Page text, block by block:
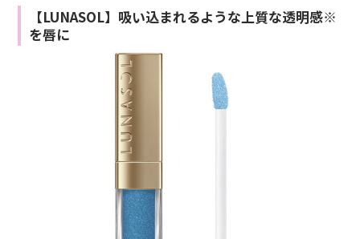
【LUNASOL】吸い込まれるような上質な透明感※
を唇に